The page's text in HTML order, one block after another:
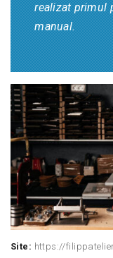
realizat primul
manual.
Site: https://